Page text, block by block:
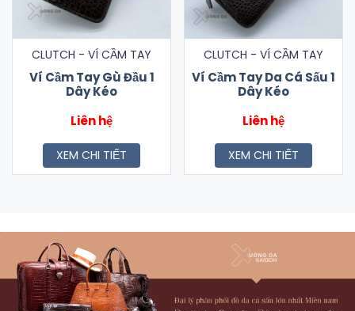
CLUTCH - VÍ CẦM TAY
Ví Cầm Tay Gù Đầu 1
Dây Kéo
Liên hệ
XEM CHI TIẾT
CLUTCH - VÍ CẦM TAY
Ví Cầm Tay Da Cá Sấu 1
Dây Kéo
Liên hệ
XEM CHI TIẾT